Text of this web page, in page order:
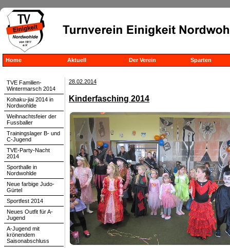
Home Aktuell Der Verein Sparten
28.02.2014
Kinderfasching 2014
TVE Familien-
Wintermarsch 2014
Kohaku-jiai 2014 in
Nordwohlde
Weihnachtsfeier der
Fussballer
Trainingslager B- und
C-Jugend
TVE-Party-Nacht
2014
Sporthalle in
Nordwohlde
Neue farbige Judo-
Gürtel
Sportfest 2014
Neues Outfit für A-
Jugend
A-Jugend mit
krönendem
Saisonabschluss